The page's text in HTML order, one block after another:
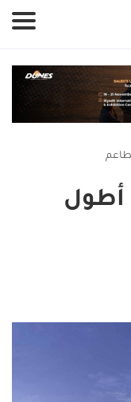
أطول
ملفات تعريف الارتباط